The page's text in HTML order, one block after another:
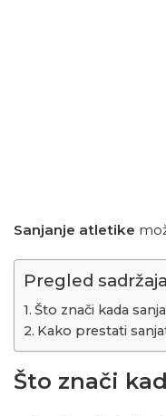
Sanjanje atletike
Pregled sadržaja
Što znači kada
Kako prestati
Što znači